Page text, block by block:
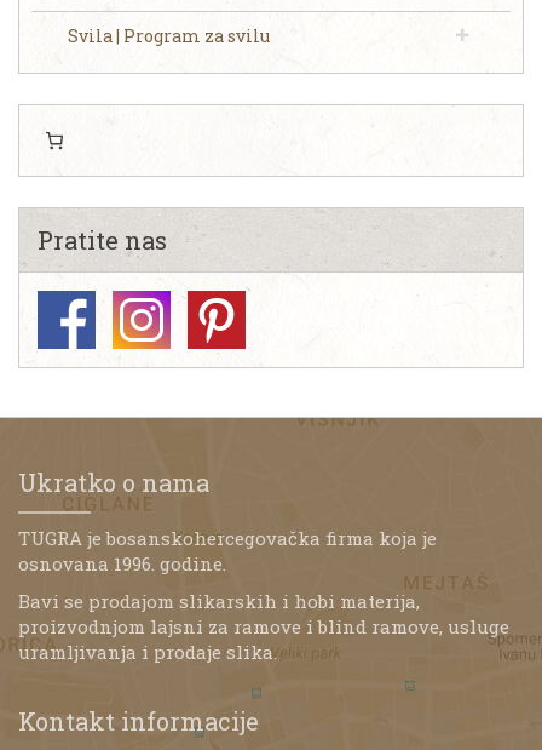
Svila | Program za svilu
Pratite nas
Ukratko o nama
TUGRA je bosanskohercegovačka firma koja je
osnovana 1996. godine.
Bavi se prodajom slikarskih i hobi materija,
proizvodnjom lajsni za ramove i blind ramove, usluge
uramljivanja i prodaje slika.
Kontakt informacije